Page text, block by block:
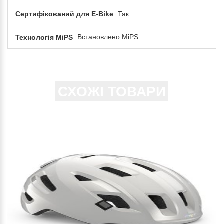
Сертифікований для E-Bike Так
Технологія MiPS Встановлено MiPS